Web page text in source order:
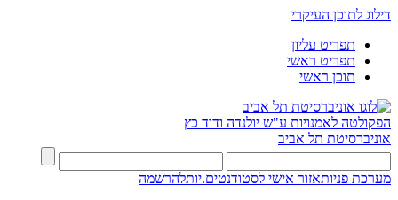
דילוג לתוכן העיקרי
תפריט עליון
תפריט ראשי
תוכן ראשי
הפקולטה לאמנויות ע"ש יולנדה ודוד כץ
אוניברסיטת תל אביב
מערכת פניותאזור אישי לסטודנטים.יותלהרשמה